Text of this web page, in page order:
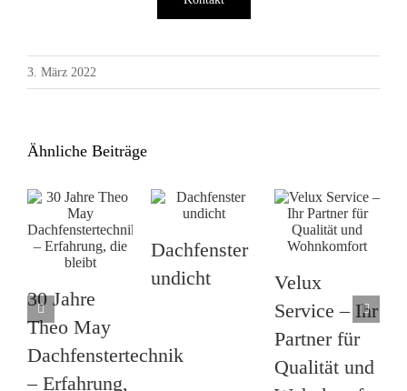
3. März 2022
Ähnliche Beiträge
30 Jahre
Theo May
Dachfenstertechnik
– Erfahrung,
Dachfenster
undicht
Velux
Service – Ihr
Partner für
Qualität und